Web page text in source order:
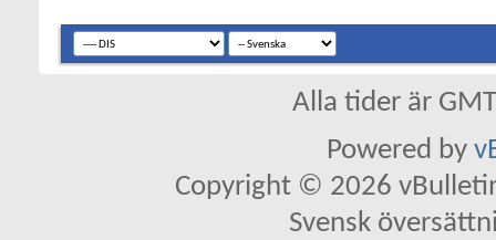
Alla tider är
Powered by
Copyright © 2026
Svensk